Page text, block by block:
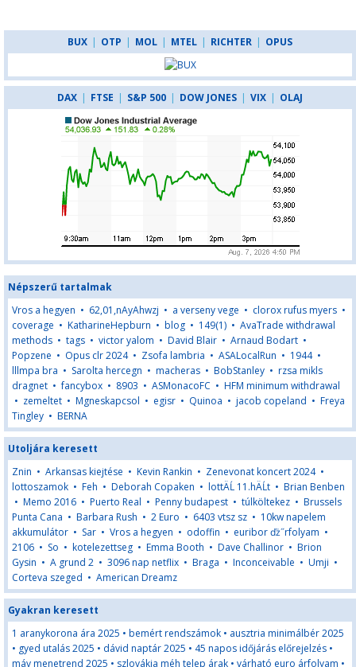
BUX | OTP | MOL | MTEL | RICHTER | OPUS
DAX | FTSE | S&P 500 | DOW JONES | VIX | OLAJ
Népszerű tartalmak
Vros a hegyen • 62,01,nAyAhwzj • a verseny vege • clorox rufus myers •
coverage • KatharineHepburn • blog • 149(1) • AvaTrade withdrawal
methods • tags • victor yalom • David Blair • Arnaud Bodart •
Popzene • Opus clr 2024• Zsofa lambria • ASALocalRun • 1944•
lllmpa bra • Sarolta hercegn • macheras • BobStanley • rzsa mikls
dragnet •fancybox • 8903 • ASMonacoFC • HFM minimum withdrawal
• zemeltet • Mgneskapcsol • egisr • Quinoa • jacob copeland • Freya
Tingley • BERNA
Utoljára keresett
Znin • Arkansas kiejtése • Kevin Rankin • Zenevonat koncert 2024•
lottoszamok • Feh • Deborah Copaken • lottÄĹ 11.hÄĹt • Brian Benben
• Memo 2016 • Puerto Real • Penny budapest • túlköltekez • Brussels
Punta Cana • Barbara Rush • 2 Euro • 6403 vtsz sz • 10kw napelem
akkumulátor • Sar • Vros a hegyen • odoffin • euribor ďż˝rfolyam •
2106 • So • kotelezettseg • Emma Booth • Dave Challinor • Brion
Gysin • A grund 2 • 3096 nap netflix • Braga • Inconceivable • Umji •
Corteva szeged • American Dreamz
Gyakran keresett
1 aranykorona ára 2025 • bemért rendszámok • ausztria minimálbér 2025
• gyed utalás 2025 • dávid naptár 2025 • 45 napos időjárás előrejelzés •
máv menetrend 2025 • szlovákia méh telep árak • várható euro árfolyam •